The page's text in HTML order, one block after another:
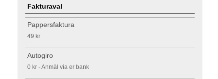
Fakturaval
Pappersfaktura
49 kr
Autogiro
0 kr - Anmäl via er bank